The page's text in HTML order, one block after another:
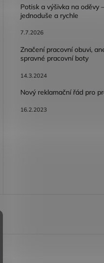
Potisk a výšivka na oděvy
jednoduše a rychle
7.7.2026
Značení pracovní obuvi,
spravné pracovní boty
14.3.2024
Nový reklamační řád pro
16.2.2023